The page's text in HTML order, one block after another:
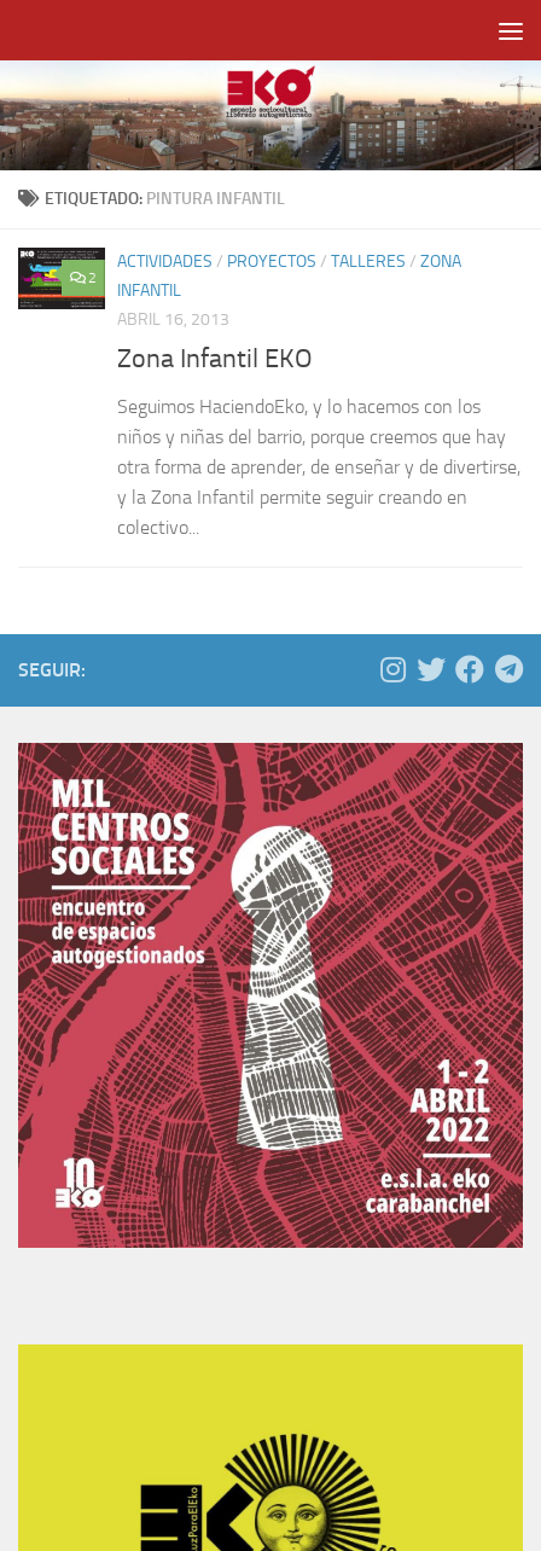
ETIQUETADO: PINTURA INFANTIL
2
ACTIVIDADES / PROYECTOS / TALLERES / ZONA
INFANTIL
ABRIL 16, 2013
Zona Infantil EKO
Seguimos HaciendoEko, y lo hacemos con los
niños y niñas del barrio, porque creemos que hay
otra forma de aprender, de enseñar y de divertirse,
y la Zona Infantil permite seguir creando en
colectivo...
SEGUIR: